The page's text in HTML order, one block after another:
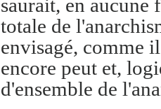
saurait, en aucune
totale de
envisagé, comme
encore peut et,
d'ensemble de